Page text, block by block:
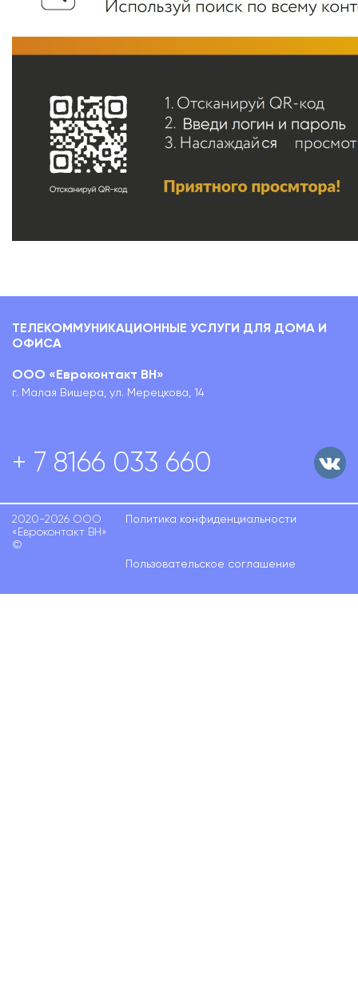
ТЕЛЕКОММУНИКАЦИОННЫЕ УСЛУГИ ДЛЯ ДОМА И
ОФИСА
ООО «Евроконтакт ВН»
г. Малая Вишера, ул. Мерецкова, 14
+ 7 8166 033 660
2020-2026 ООО
«Евроконтакт ВН»
©
Политика конфиденциальности
Пользовательское соглашение